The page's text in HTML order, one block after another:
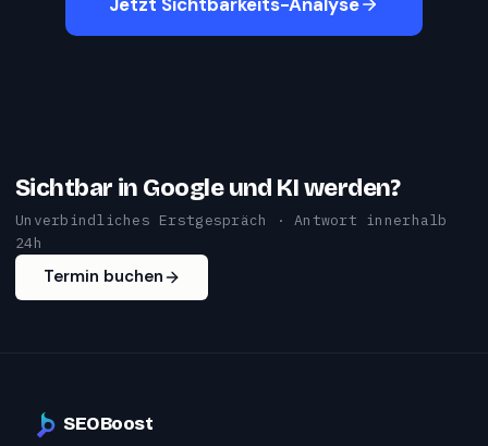
Sichtbar in Google und KI werden?
Unverbindliches Erstgespräch · Antwort innerhalb
24h
Termin buchen
SEOBoost